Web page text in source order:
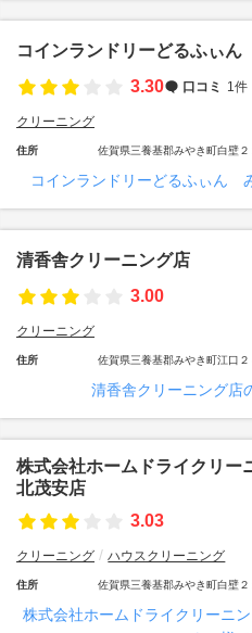
コインランドリーどるふぃ
3.30
口コミ 1件
クリーニング
住所 佐賀県三養基郡みやき町白壁２
コインランドリーどるふぃん
清香舎クリーニング店
3.00
クリーニング
住所 佐賀県三養基郡みやき町江口２
清香舎クリーニング店
株式会社ホームドライクリ
北茂安店
3.03
クリーニング ハウスクリーニング
住所 佐賀県三養基郡みやき町白壁２
株式会社ホームドライクリーニ